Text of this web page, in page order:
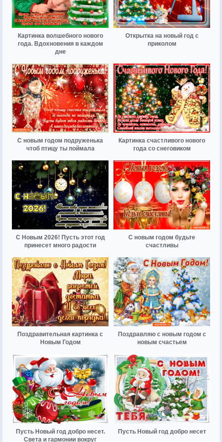
Картинка волшебного нового
года. Вдохновения в каждом
дне
Открытка на новый год с
приколом
С новым годом подруженька
чтоб птицу ты поймала
Картинка счастливого нового
года со снеговиком
С Новым 2026! Пусть этот год
принесет много радости
С новым годом будьте
счастливы
Поздравительная картинка с
Новым Годом
Поздравляю с новым годом с
новым счастьем
Пусть Новый год добро несет.
Света и гармонии вокруг
Пусть Новый год добро несет